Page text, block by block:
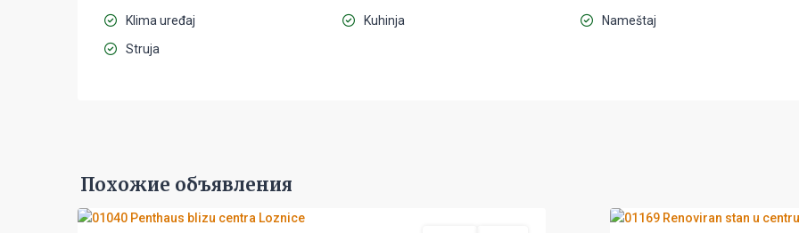
Klima uređaj
Kuhinja
Nameštaj
Struja
Похожие объявления